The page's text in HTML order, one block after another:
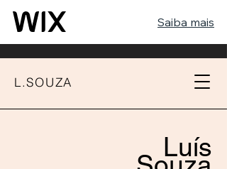
Saiba mais